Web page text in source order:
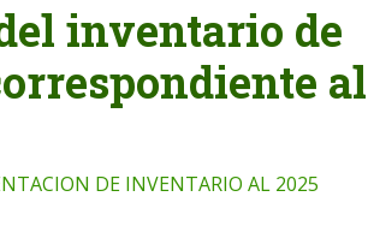
inventario de
al
DE INVENTARIO AL 2025